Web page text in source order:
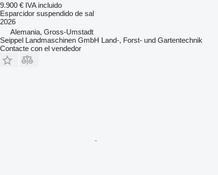
9.900 € IVA incluido
Esparcidor suspendido de sal
2026
Alemania, Gross-Umstadt
Seippel Landmaschinen GmbH Land-, Forst- und Gartentechnik
Contacte con el vendedor